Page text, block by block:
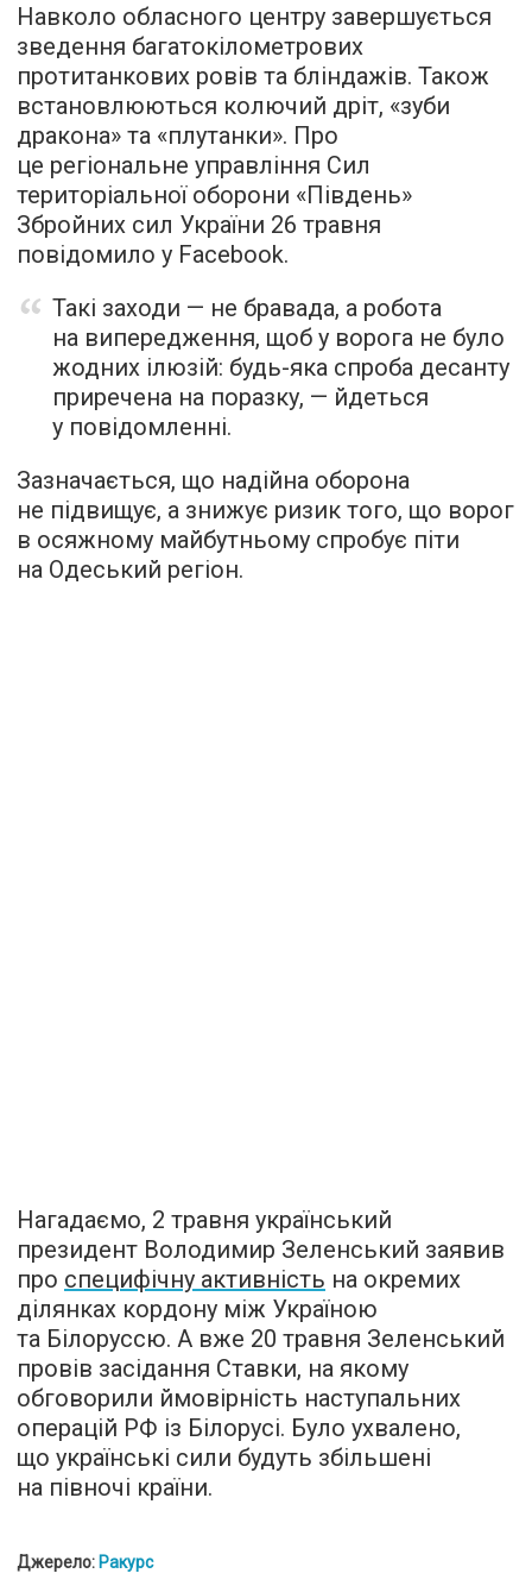
Навколо обласного центру завершується
зведення багатокілометрових
протитанкових ровів та бліндажів. Також
встановлюються колючий дріт, «зуби
дракона» та «плутанки». Про
це регіональне управління Сил
територіальної оборони «Південь»
Збройних сил України 26 травня
повідомило у Facebook.
Такі заходи — не бравада, а робота
на випередження, щоб у ворога не було
жодних ілюзій: будь-яка спроба десанту
приречена на поразку, — йдеться
у повідомленні.
Зазначається, що надійна оборона
не підвищує, а знижує ризик того, що ворог
в осяжному майбутньому спробує піти
на Одеський регіон.
Нагадаємо, 2 травня український
президент Володимир Зеленський заявив
про специфічну активність на окремих
ділянках кордону між Україною
та Білоруссю. А вже 20 травня Зеленський
провів засідання Ставки, на якому
обговорили ймовірність наступальних
операцій РФ із Білорусі. Було ухвалено,
що українські сили будуть збільшені
на півночі країни.
Джерело: Ракурс